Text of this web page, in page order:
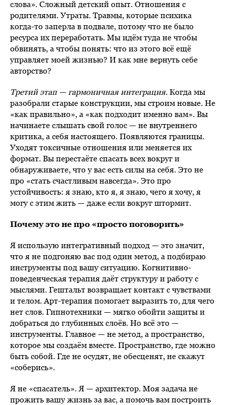
слова». Сложный детский опыт. Отношения с
родителями. Утраты. Травмы, которые психика
когда-то заперла в подвале, потому что не было
ресурса их переработать. Мы идём туда не чтобы
обвинять, а чтобы понять: что из этого всё ещё
управляет моей жизнью? И как мне вернуть себе
авторство?
Третий этап — гармоничная интеграция. Когда мы
разобрали старые конструкции, мы строим новые. Не
«как правильно», а «как подходит именно вам». Вы
начинаете слышать свой голос — не внутреннего
критика, а себя настоящего. Появляются границы.
Уходят токсичные отношения или меняется их
формат. Вы перестаёте спасать всех вокруг и
обнаруживаете, что у вас есть силы на себя. Это не
про «стать счастливым навсегда». Это про
устойчивость: я знаю, кто я, я знаю, чего я хочу, я
могу с этим жить — даже если вокруг штормит.
Почему это не про «просто поговорить»
Я использую интегративный подход — это значит,
что я не подгоняю вас под один метод, а подбираю
инструменты под вашу ситуацию. Когнитивно-
поведенческая терапия даёт структуру и работу с
мыслями. Гештальт возвращает контакт с чувствами
и телом. Арт-терапия помогает выразить то, для чего
нет слов. Гипнотехники — мягко обойти защиты и
добраться до глубинных слоёв. Но всё это —
инструменты. Главное — не метод, а пространство,
которое мы создаём вместе. Пространство, где можно
быть собой. Где не осудят, не обесценят, не скажут
«соберись».
Я не «спасатель». Я — архитектор. Моя задача не
прожить вашу жизнь за вас, а помочь вам построить